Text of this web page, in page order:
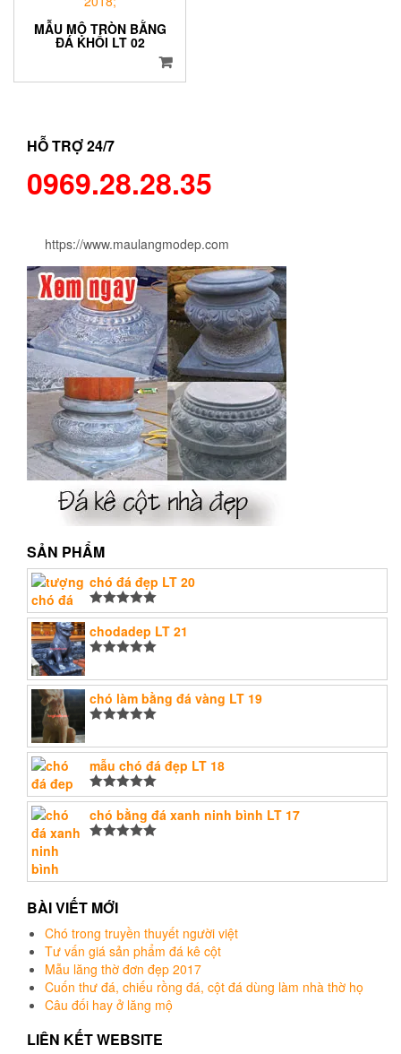
MẪU MỘ TRÒN BẰNG
ĐÁ KHỐI LT 02
HỖ TRỢ 24/7
0969.28.28.35
https://www.maulangmodep.com
SẢN PHẨM
chó đá đẹp LT 20
Được xếp
hạng5.005
sao
chodadep LT 21
hạng5.005
sao
chó làm bằng đá vàng LT 19
hạng5.005
sao
mẫu chó đá đẹp LT 18
Được xếp
hạng5.005
sao
chó bằng đá xanh ninh bình LT 17
BÀI VIẾT MỚI
Chó trong truyền thuyết người việt
Tư vấn giá sản phẩm đá kê cột
Mẫu lăng thờ đơn đẹp 2017
Cuốn thư đá, chiếu rồng đá, cột đá dùng làm nhà thờ họ
Câu đối hay ở lăng mộ
LIÊN KẾT WEBSITE